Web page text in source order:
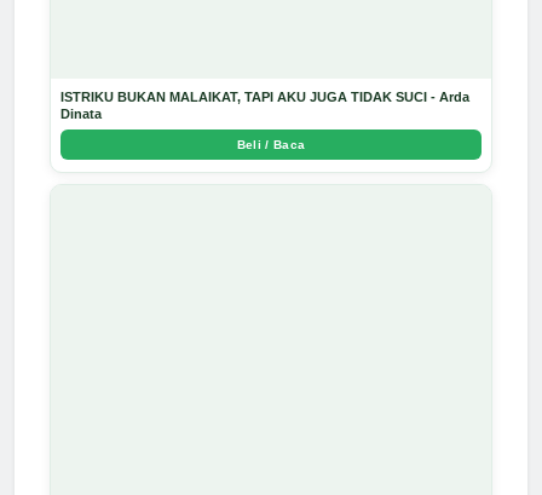
ISTRIKU BUKAN MALAIKAT, TAPI AKU JUGA TIDAK SUCI - Arda
Dinata
Beli / Baca